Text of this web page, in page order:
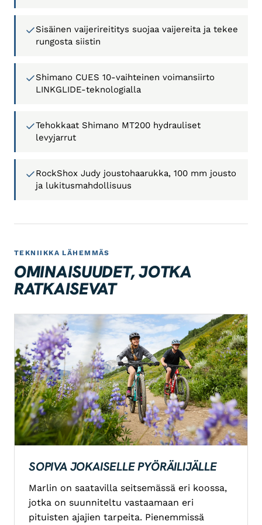
Sisäinen vaijerireititys suojaa vaijereita ja tekee
rungosta siistin
Shimano CUES 10-vaihteinen voimansiirto
LINKGLIDE-teknologialla
Tehokkaat Shimano MT200 hydrauliset
levyjarrut
RockShox Judy joustohaarukka, 100 mm jousto
ja lukitusmahdollisuus
TEKNIIKKA LÄHEMMÄS
OMINAISUUDET, JOTKA
RATKAISEVAT
SOPIVA JOKAISELLE PYÖRÄILIJÄLLE
Marlin on saatavilla seitsemässä eri koossa,
jotka on suunniteltu vastaamaan eri
pituisten ajajien tarpeita. Pienemmissä